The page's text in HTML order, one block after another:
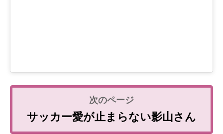
サッカー愛が止まらない影山さん